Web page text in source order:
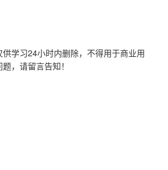
学习24小时内删除，不得用于商业用
，请留言告知！